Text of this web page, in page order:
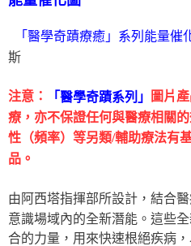
「醫學奇蹟療癒」系列能量催
斯
注意： 「醫學奇蹟系列」
圖片
療，亦不保證任何與醫療相關
性（頻率）等另類/輔助療法有
品。
由阿西塔指揮部所設計，結合
意識場域內的全新潛能。這些
合的力量，用來快速根絕疾病